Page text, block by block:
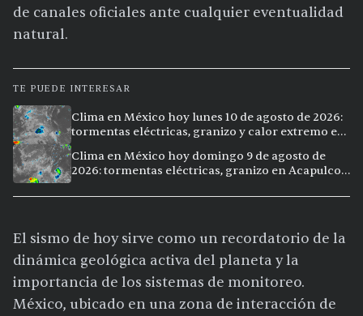
de canales oficiales ante cualquier eventualidad
natural.
TE PUEDE INTERESAR
Clima en México hoy lunes 10 de agosto de 2026:
tormentas eléctricas, granizo y calor extremo en
Clima en México hoy domingo 9 de agosto de
2026: tormentas eléctricas, granizo en Acapulco y
El sismo de hoy sirve como un recordatorio de la
dinámica geológica activa del planeta y la
importancia de los sistemas de monitoreo.
México, ubicado en una zona de interacción de